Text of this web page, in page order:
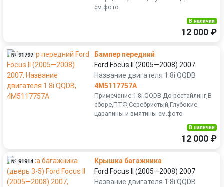
см.фото
В наличии
12 000 ₽
№ 91797
Бампер передний
Ford Focus II (2005—2008) 2007
Название двигателя 1.8i QQDB
4M5117757A
Примечание:1.8i QQDB До рестайлинг,В
сборе,ПТФ,Серебристый,Глубокие
царапины и вмятины см.фото
В наличии
12 000 ₽
№ 91914
Крышка багажника
Ford Focus II (2005—2008) 2007
Название двигателя 1.8i QQDB